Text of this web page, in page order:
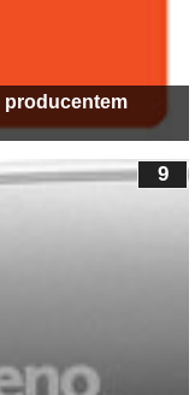
producentem
9